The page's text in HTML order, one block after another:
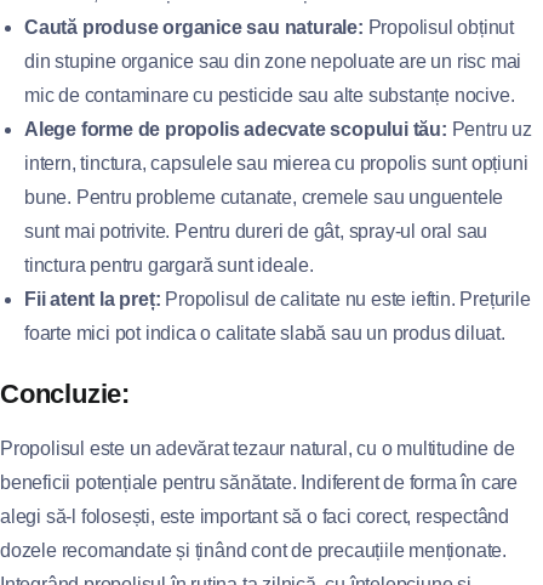
Caută produse organice sau naturale: Propolisul obținut
din stupine organice sau din zone nepoluate are un risc mai
mic de contaminare cu pesticide sau alte substanțe nocive.
Alege forme de propolis adecvate scopului tău: Pentru uz
intern, tinctura, capsulele sau mierea cu propolis sunt opțiuni
bune. Pentru probleme cutanate, cremele sau unguentele
sunt mai potrivite. Pentru dureri de gât, spray-ul oral sau
tinctura pentru gargară sunt ideale.
Fii atent la preț: Propolisul de calitate nu este ieftin. Prețurile
foarte mici pot indica o calitate slabă sau un produs diluat.
Concluzie:
Propolisul este un adevărat tezaur natural, cu o multitudine de
beneficii potențiale pentru sănătate. Indiferent de forma în care
alegi să-l folosești, este important să o faci corect, respectând
dozele recomandate și ținând cont de precauțiile menționate.